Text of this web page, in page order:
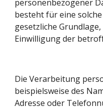
personenbezogener
besteht für eine
gesetzliche
Einwilligung der
Die Verarbeitung
beispielsweise des
Adresse oder